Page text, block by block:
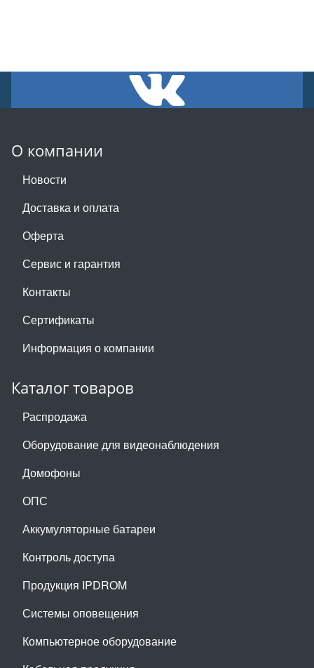
О компании
Новости
Доставка и оплата
Оферта
Сервис и гарантия
Контакты
Сертификаты
Информация о компании
Каталог товаров
Распродажа
Оборудование для видеонаблюдения
Домофоны
ОПС
Аккумуляторные батареи
Контроль доступа
Продукция IPDROM
Системы оповещения
Компьютерное оборудование